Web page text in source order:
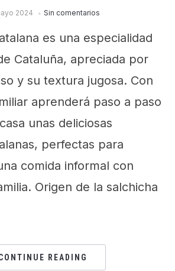
2024 Sin comentarios
es una especialidad
Cataluña, apreciada por
y su textura jugosa. Con
aprenderá paso a paso
unas deliciosas
perfectas para
comida informal con
Origen de la salchicha
READING